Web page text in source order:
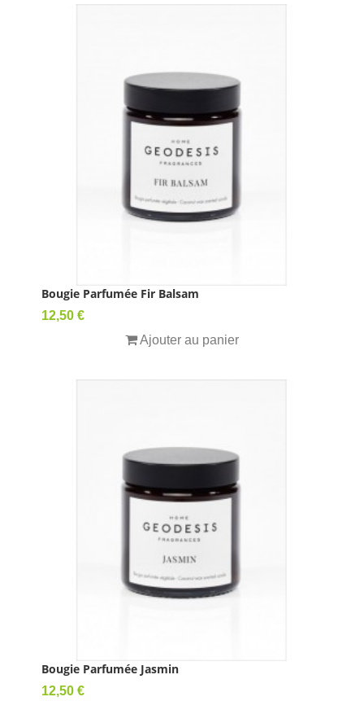
Bougie Parfumée Fir Balsam
Prix
12,50 €
Ajouter au panier
Bougie Parfumée Jasmin
Prix
12,50 €